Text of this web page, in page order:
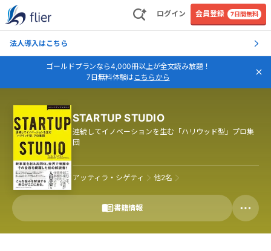
ログイン 会員登録 7日間無料
法人導入はこちら
ゴールドプランなら4,000冊以上が全文読み放題！
7日無料体験はこちらから
STARTUP STUDIO
連続してイノベーションを生む「ハリウッド型」プロ集
団
アッティラ・シゲティ 他2名
書籍情報